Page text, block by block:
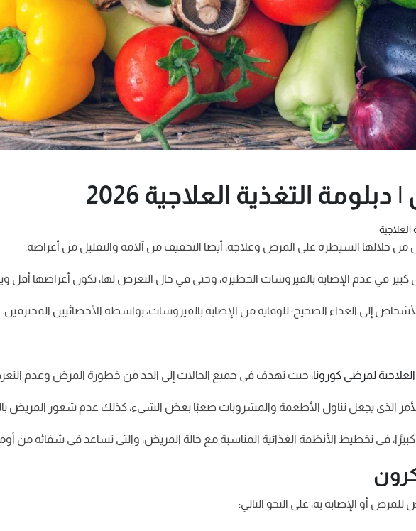
التغذية العلاجية 2026
العلاجية
خلالها السيطرة على المرض وعلاجه، أيضا التخفيف من آلامه والتقليل من أعراضه.
في عدم الإصابة بالفيروسات الخطيرة، وحتى في حال التعرض لها، تكون أعراضها أقل
إلى الغذاء الصحيح؛ للوقاية من الإصابة بالفيروسات، بواسطة الأخصائيين المحترفين.
العلاجية لمرضى كورونا، حيث تهدف في جميع الحالات إلى الحد من خطورة المرض وعدم
الذي يجعل تناول الأطعمة والمشروبات صعبًا بعض الشيء، كذلك عدم شعور المريض
كبيرًا، في تخطيط الأنظمة الغذائية المناسبة مع حالة المريض، والتي تساعد في شفائه من
للمرض أو الإصابة به، على النحو التالي: